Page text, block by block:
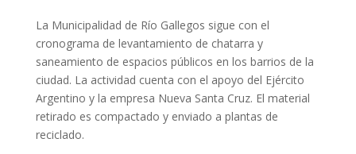
La Municipalidad de Río Gallegos sigue con el
cronograma de levantamiento de chatarra y
saneamiento de espacios públicos en los barrios de la
ciudad. La actividad cuenta con el apoyo del Ejército
Argentino y la empresa Nueva Santa Cruz. El material
retirado es compactado y enviado a plantas de
reciclado.